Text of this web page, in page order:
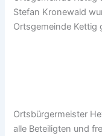
Stefan Kronewald
Ortsgemeinde Kettig
Ortsbürgermeister
alle Beteiligten und